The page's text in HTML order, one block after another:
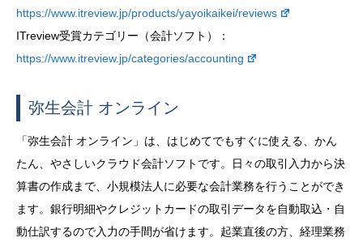
https://www.itreview.jp/products/yayoikaikei/reviews
ITreview受賞カテゴリー（会計ソフト）：
https://www.itreview.jp/categories/accounting
弥生会計 オンライン
「弥生会計 オンライン」は、はじめてでもすぐに使える、かん
たん、やさしいクラウド会計ソフトです。日々の取引入力から決
算書の作成まで、小規模法人に必要な会計業務を行うことができ
ます。銀行明細やクレジットカードの取引データを自動取込・自
動仕訳するので入力の手間が省けます。起業直後の方、経理業務